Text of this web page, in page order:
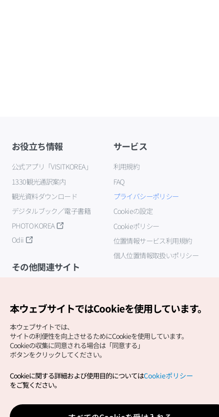
お役立ち情報
公式アプリ「VISITKOREA」
1330観光通訳案内
観光資料ダウンロード
デジタルブック／電子書籍
PHOTO KOREA
Odii
サービス
利用規約
FAQ
プライバシーポリシー
Cookieの設定
Cookieポリシー
位置情報サービス利用規約
個人位置情報取扱いポリシー
その他関連サイト
Copyright (c) Korea Tourism Organization All Rights
サイトエラー報告公式メール
japanese@knto.or.kr
本ウェブサイトではCookieを使用しています。
本ウェブサイトでは、
サイトの利便性を向上させるためにCookieを使用しています。
Cookieの収集に同意される場合は「同意する」
ボタンをクリックしてください。
Cookieに関する詳細および使用目的についてはCookieポリシー
をご覧ください。